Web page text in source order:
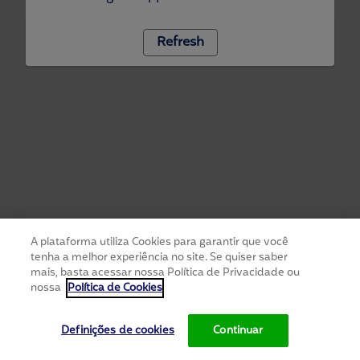
Refresh
A plataforma utiliza Cookies para garantir que você
tenha a melhor experiência no site. Se quiser saber
mais, basta acessar nossa Política de Privacidade ou
nossa Política de Cookies
Definições de cookies Continuar